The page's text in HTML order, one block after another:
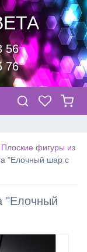
56
76
Плоские фигуры из
"Елочный шар с
"Елочный